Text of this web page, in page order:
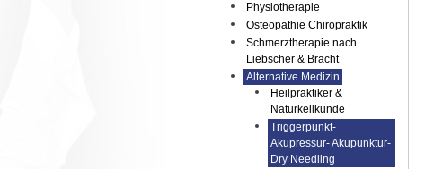
Physiotherapie
Osteopathie Chiropraktik
Schmerztherapie nach
Liebscher & Bracht
Alternative Medizin
Heilpraktiker &
Naturkeilkunde
Triggerpunkt-
Akupressur- Akupunktur-
Dry Needling